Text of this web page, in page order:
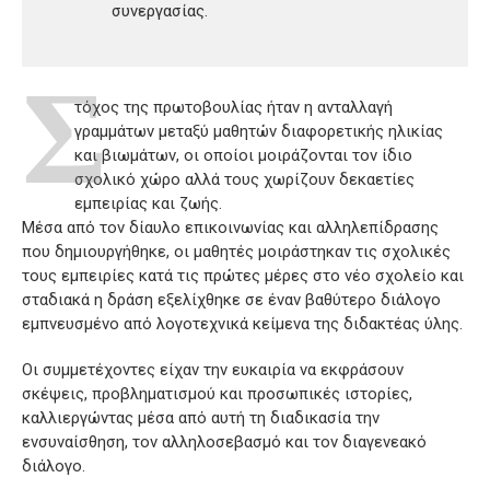
συνεργασίας.
Στόχος της πρωτοβουλίας ήταν η ανταλλαγή
γραμμάτων μεταξύ μαθητών διαφορετικής ηλικίας
και βιωμάτων, οι οποίοι μοιράζονται τον ίδιο
σχολικό χώρο αλλά τους χωρίζουν δεκαετίες
εμπειρίας και ζωής.
Μέσα από τον δίαυλο επικοινωνίας και αλληλεπίδρασης
που δημιουργήθηκε, οι μαθητές μοιράστηκαν τις σχολικές
τους εμπειρίες κατά τις πρώτες μέρες στο νέο σχολείο και
σταδιακά η δράση εξελίχθηκε σε έναν βαθύτερο διάλογο
εμπνευσμένο από λογοτεχνικά κείμενα της διδακτέας ύλης.
Οι συμμετέχοντες είχαν την ευκαιρία να εκφράσουν
σκέψεις, προβληματισμού και προσωπικές ιστορίες,
καλλιεργώντας μέσα από αυτή τη διαδικασία την
ενσυναίσθηση, τον αλληλοσεβασμό και τον διαγενεακό
διάλογο.